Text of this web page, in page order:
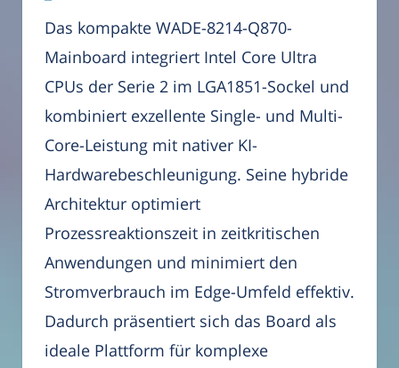
Das kompakte WADE-8214-Q870-
Mainboard integriert Intel Core Ultra
CPUs der Serie 2 im LGA1851-Sockel und
kombiniert exzellente Single- und Multi-
Core-Leistung mit nativer KI-
Hardwarebeschleunigung. Seine hybride
Architektur optimiert
Prozessreaktionszeit in zeitkritischen
Anwendungen und minimiert den
Stromverbrauch im Edge-Umfeld effektiv.
Dadurch präsentiert sich das Board als
ideale Plattform für komplexe